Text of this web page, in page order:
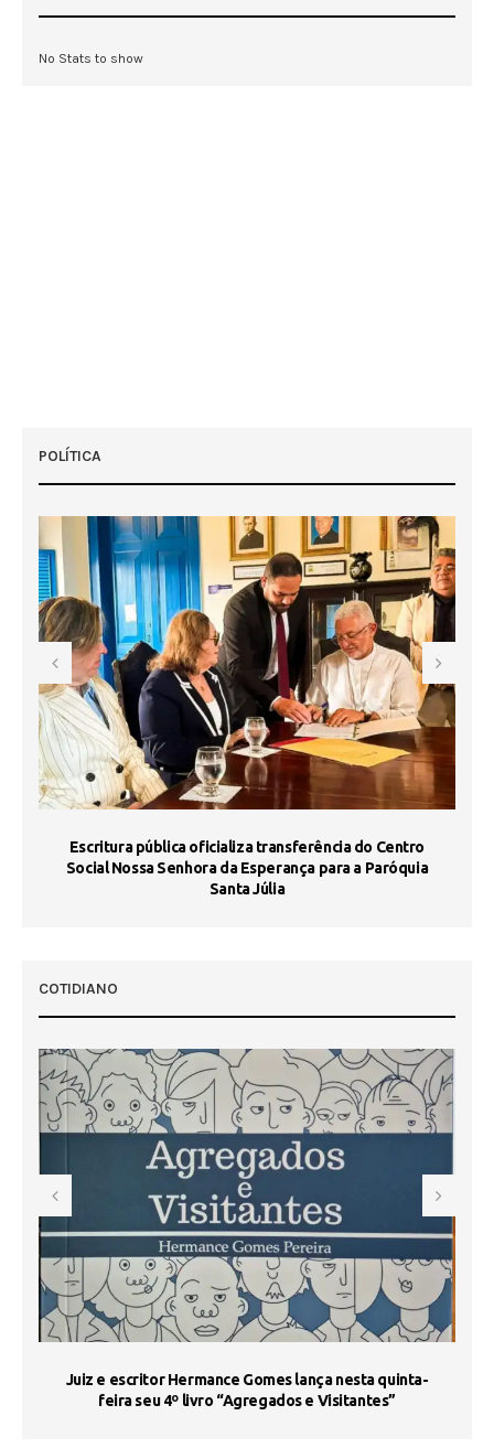
No Stats to show
POLÍTICA
Escritura pública oficializa transferência do Centro
Social Nossa Senhora da Esperança para a Paróquia
Santa Júlia
COTIDIANO
Juiz e escritor Hermance Gomes lança nesta quinta-
feira seu 4º livro “Agregados e Visitantes”